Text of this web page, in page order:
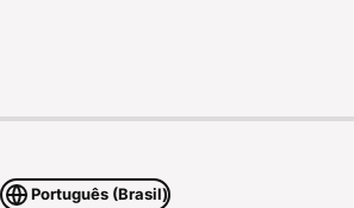
Português (Brasil)